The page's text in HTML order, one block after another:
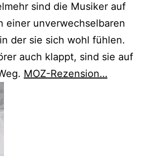
sind die Musiker auf
einer unverwechselbaren
der sie sich wohl fühlen.
auch klappt, sind sie auf
MOZ-Rezension…